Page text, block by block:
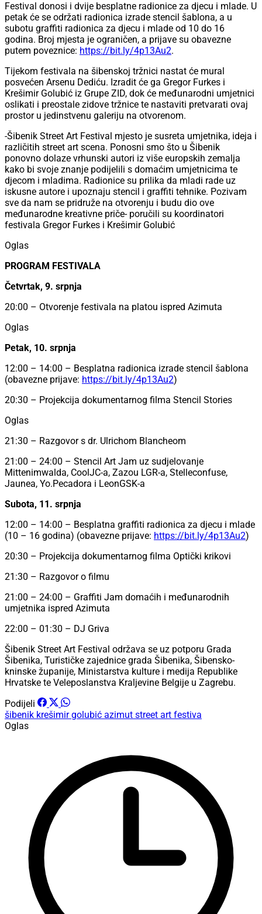
Festival donosi i dvije besplatne radionice za djecu i mlade. U
petak će se održati radionica izrade stencil šablona, a u
subotu graffiti radionica za djecu i mlade od 10 do 16
godina. Broj mjesta je ograničen, a prijave su obavezne
putem poveznice: https://bit.ly/4p13Au2.
Tijekom festivala na šibenskoj tržnici nastat će mural
posvećen Arsenu Dediću. Izradit će ga Gregor Furkes i
Krešimir Golubić iz Grupe ZID, dok će međunarodni umjetnici
oslikati i preostale zidove tržnice te nastaviti pretvarati ovaj
prostor u jedinstvenu galeriju na otvorenom.
-Šibenik Street Art Festival mjesto je susreta umjetnika, ideja i
različitih street art scena. Ponosni smo što u Šibenik
ponovno dolaze vrhunski autori iz više europskih zemalja
kako bi svoje znanje podijelili s domaćim umjetnicima te
djecom i mladima. Radionice su prilika da mladi rade uz
iskusne autore i upoznaju stencil i graffiti tehnike. Pozivam
sve da nam se pridruže na otvorenju i budu dio ove
međunarodne kreativne priče- poručili su koordinatori
festivala Gregor Furkes i Krešimir Golubić
Oglas
PROGRAM FESTIVALA
Četvrtak, 9. srpnja
20:00 – Otvorenje festivala na platou ispred Azimuta
Oglas
Petak, 10. srpnja
12:00 – 14:00 – Besplatna radionica izrade stencil šablona
(obavezne prijave: https://bit.ly/4p13Au2)
20:30 – Projekcija dokumentarnog filma Stencil Stories
Oglas
21:30 – Razgovor s dr. Ulrichom Blancheom
21:00 – 24:00 – Stencil Art Jam uz sudjelovanje
Mittenimwalda, CoolJC-a, Zazou LGR-a, Stelleconfuse,
Jaunea, Yo.Pecadora i LeonGSK-a
Subota, 11. srpnja
12:00 – 14:00 – Besplatna graffiti radionica za djecu i mlade
(10 – 16 godina) (obavezne prijave: https://bit.ly/4p13Au2)
20:30 – Projekcija dokumentarnog filma Optički krikovi
21:30 – Razgovor o filmu
21:00 – 24:00 – Graffiti Jam domaćih i međunarodnih
umjetnika ispred Azimuta
22:00 – 01:30 – DJ Griva
Šibenik Street Art Festival održava se uz potporu Grada
Šibenika, Turističke zajednice grada Šibenika, Šibensko-
kninske županije, Ministarstva kulture i medija Republike
Hrvatske te Veleposlanstva Kraljevine Belgije u Zagrebu.
Podijeli
šibenik krešimir golubić azimut street art festiva
Oglas